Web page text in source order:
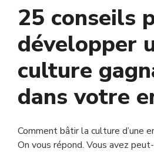
25 conseils
développer
culture
dans votre
Comment bâtir la culture d’une
On vous répond. Vous avez